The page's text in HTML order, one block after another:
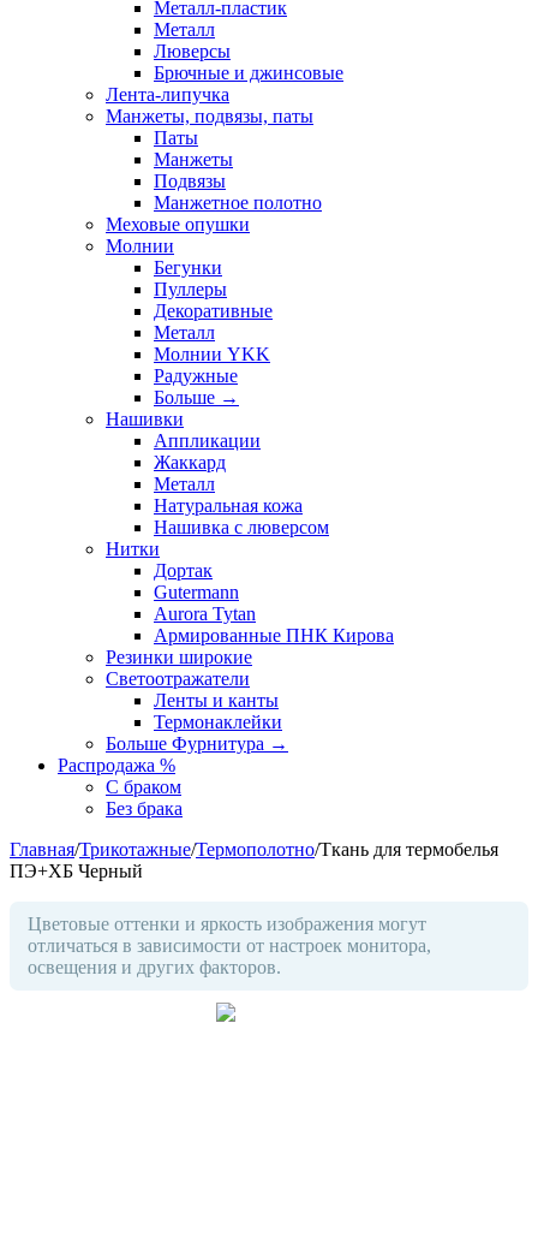
Металл-пластик
Металл
Люверсы
Брючные и джинсовые
Лента-липучка
Манжеты, подвязы, паты
Паты
Манжеты
Подвязы
Манжетное полотно
Меховые опушки
Молнии
Бегунки
Пуллеры
Декоративные
Металл
Молнии YKK
Радужные
Больше →
Нашивки
Аппликации
Жаккард
Металл
Натуральная кожа
Нашивка с люверсом
Нитки
Дортак
Gutermann
Aurora Tytan
Армированные ПНК Кирова
Резинки широкие
Светоотражатели
Ленты и канты
Термонаклейки
Больше Фурнитура →
Распродажа %
С браком
Без брака
Главная/Трикотажные/Термополотно/Ткань для термобелья
ПЭ+ХБ Черный
Цветовые оттенки и яркость изображения могут
отличаться в зависимости от настроек монитора,
освещения и других факторов.